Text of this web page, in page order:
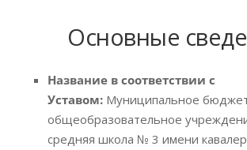
Основные
Название в соответствии с
Уставом: Муниципальное
общеобразовательное
средняя школа № 3 имени